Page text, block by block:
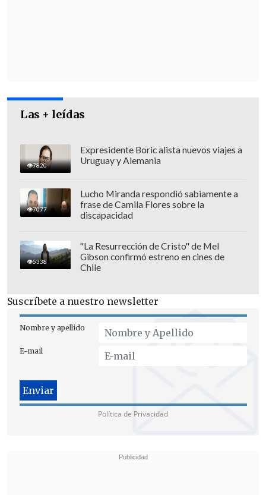
Las + leídas
7820
Expresidente Boric alista nuevos viajes a
Uruguay y Alemania
7077
Lucho Miranda respondió sabiamente a
frase de Camila Flores sobre la
discapacidad
5338
"La Resurrección de Cristo" de Mel
Gibson confirmó estreno en cines de
Chile
Suscríbete a nuestro newsletter
Nombre y apellido
E-mail
Política de Privacidad